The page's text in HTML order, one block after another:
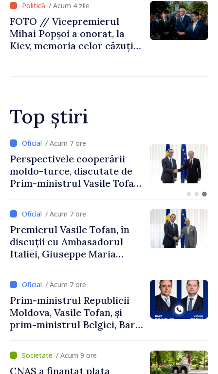
/ Acum 4 zile
FOTO // Vicepremierul
Mihai Popșoi a onorat, la
Kiev, memoria celor căzuți
Top știri
/ Acum 4 ore
Forumul Diasporei //
Republica Moldova,
promovată în Elveția prin
/ Acum 7 ore
Premierul Vasile Tofan, în
discuții cu Ambasadorul
Italiei, Giuseppe Maria
/ Acum 7 ore
Prim-ministrul Republicii
Moldova, Vasile Tofan, și
prim-ministrul Belgiei, Bart
despre parcursul european
al Republicii Moldova.
/ Acum 9 ore
CNAS a finanțat plata